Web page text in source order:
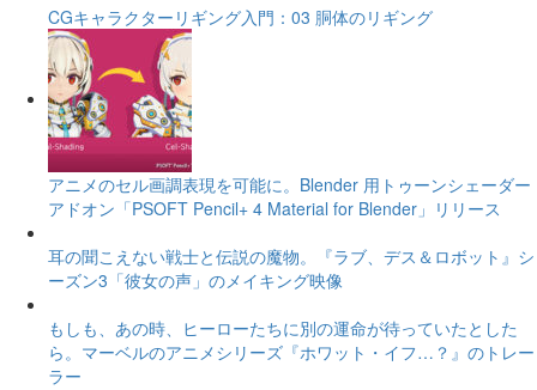
CGキャラクターリギング入門：03 胴体のリギング
アニメのセル画調表現を可能に。Blender 用トゥーンシェーダー
アドオン「PSOFT Pencil+ 4 Material for Blender」リリース
耳の聞こえない戦士と伝説の魔物。『ラブ、デス＆ロボット』シ
ーズン3「彼女の声」のメイキング映像
もしも、あの時、ヒーローたちに別の運命が待っていたとした
ら。マーベルのアニメシリーズ『ホワット・イフ…？』のトレー
ラー